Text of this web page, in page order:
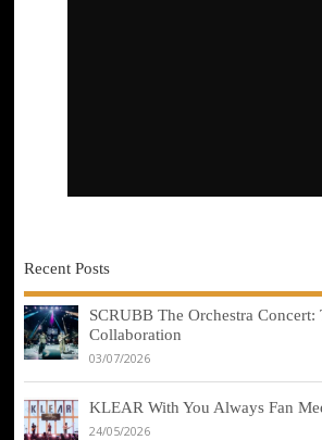
Recent Posts
SCRUBB The Orchestra Concert:
Collaboration
03/07/2026
KLEAR With You Always Fan
24/05/2026